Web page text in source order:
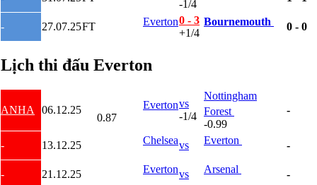
Malaysia
New Zealand
Thái Lan
UAE
Việt Nam
Yemen
Ấn độ
Argentina
-1/4
- 27.07.25FT Everton0 - 3
+1/4
Bournemouth 0 - 0
Lịch thi đấu Everton
ANHA 06.12.25
Everton
0.87
vs
-1/4
Nottingham
Forest
-0.99
-
- 13.12.25 Chelseavs Everton -
- 21.12.25 Evertonvs Arsenal -